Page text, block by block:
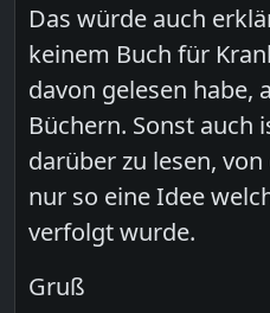
Das würde auch
keinem Buch für
davon gelesen habe,
Büchern. Sonst auch
darüber zu lesen,
nur so eine Idee
verfolgt wurde.
Gruß